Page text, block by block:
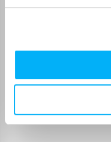
Patvirtintas pirkėjas